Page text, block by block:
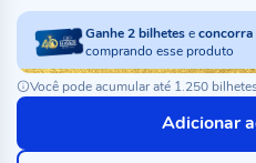
Ganhe2bilheteseconcorra
comprando esse produto
Você pode acumular até 1.250
Adicionar